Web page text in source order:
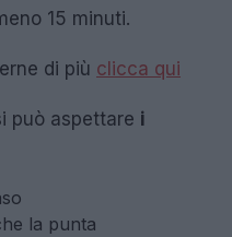
15 minuti.
di più clicca qui
può aspettare i
la punta